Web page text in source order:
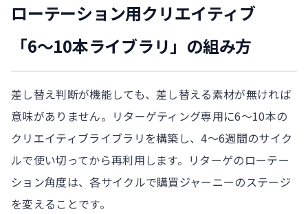
ローテーション用クリエイティブ
「6〜10本ライブラリ」の組み方
差し替え判断が機能しても、差し替える素材が無ければ
意味がありません。リターゲティング専用に6〜10本の
クリエイティブライブラリを構築し、4〜6週間のサイク
ルで使い切ってから再利用します。リターゲのローテー
ション角度は、各サイクルで購買ジャーニーのステージ
を変えることです。